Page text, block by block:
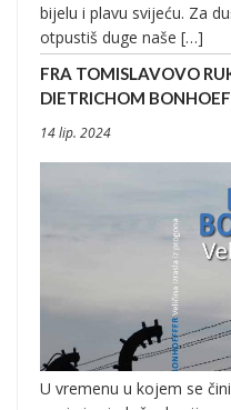
bijelu i plavu svijeću. Za
otpustiš duge naše […]
FRA TOMISLAVOVO
DIETRICHOM
14 lip. 2024
U vremenu u kojem se